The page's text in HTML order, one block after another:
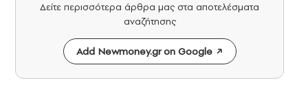
Δείτε περισσότερα άρθρα μας στα αποτελέσματα
αναζήτησης
Add Newmoney.gr on Google